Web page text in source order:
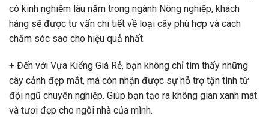
có kinh nghiệm lâu năm trong ngành Nông nghiệp, khách
hàng sẽ được tư vấn chi tiết về loại cây phù hợp và cách
chăm sóc sao cho hiệu quả nhất.
+ Đến với Vựa Kiểng Giá Rẻ, bạn không chỉ tìm thấy những
cây cảnh đẹp mắt, mà còn nhận được sự hỗ trợ tận tình từ
đội ngũ chuyên nghiệp. Giúp bạn tạo ra không gian xanh mát
và tươi đẹp cho ngôi nhà của mình.